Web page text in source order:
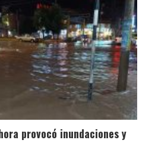
provocó inundaciones y